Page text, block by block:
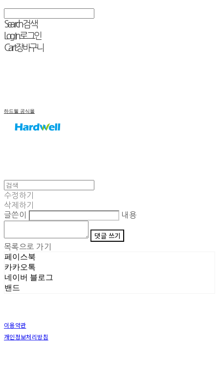
Search검색
Log In로그인
Cart장바구니
하드웰 공식몰
수정하기
삭제하기
글쓴이
내용
댓글 쓰기
목록으로 가기
페이스북
카카오톡
네이버 블로그
밴드
이용약관
개인정보처리방침